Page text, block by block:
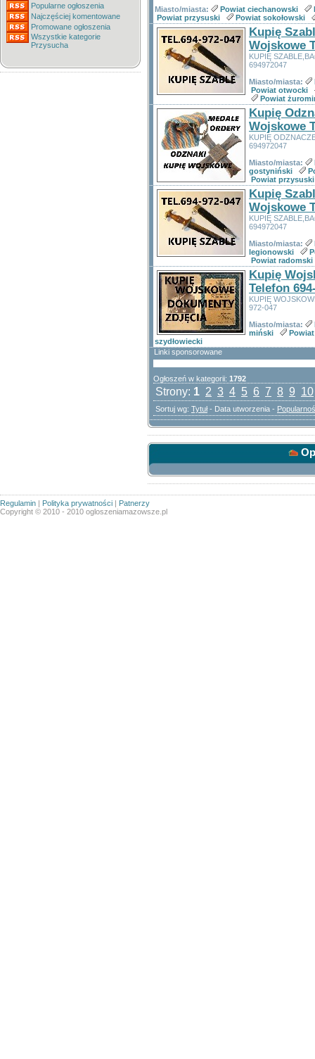
Popularne ogłoszenia
Najczęściej komentowane
Promowane ogłoszenia
Wszystkie kategorie
Przysucha
Miasto/miasta:
Powiat ciechanowski
Powiat przysuski
Powiat sokołowski
Kupię
Wojskowe
KUPIĘ
694972047
Miasto/miasta:
Powiat otwocki
Powiat
Kupię
Wojskowe
KUPIĘ
694972047
Miasto/miasta:
gostyniński
Powiat przysuski
Kupię
Wojskowe
KUPIĘ
694972047
Miasto/miasta:
legionowski
Powiat radomski
Kupię
Telefon
KUPIĘ
972-047
Miasto/miasta:
miński
Powiat
szydłowiecki
Linki sponsorowane
Ogłoszeń w kategorii: 1792
Strony: 1 2 3 4 5 6 7 8 9 10
Sortuj wg: Tytuł- Data utworzenia -
Regulamin | Polityka prywatności | Patnerzy
Copyright © 2010 - 2010 ogloszeniamazowsze.pl